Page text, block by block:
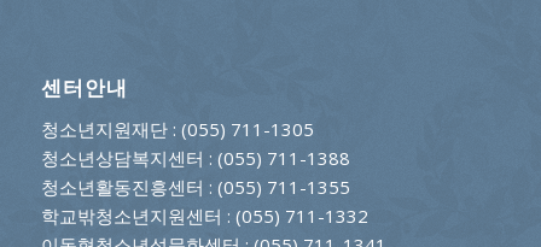
센터안내
청소년지원재단: (055) 711-1305
청소년상담복지센터 : (055) 711-1388
청소년활동진흥센터 : (055) 711-1355
학교밖청소년지원센터 : (055) 711-1332